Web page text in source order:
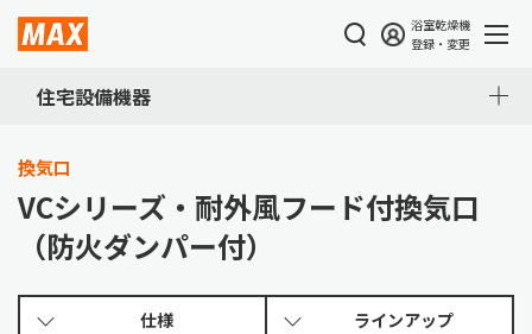
浴室乾燥機
登録・変更
住宅設備機器
換気口
VCシリーズ・耐外風フード付換気口
（防火ダンパー付）
仕様 ラインアップ